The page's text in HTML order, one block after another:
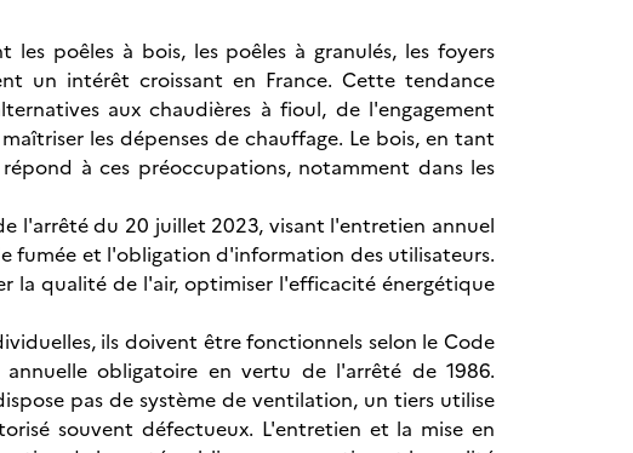
poêles à bois, les poêles à granulés, les foyers
un intérêt croissant en France. Cette tendance
aux chaudières à fioul, de l'engagement
les dépenses de chauffage. Le bois, en tant
à ces préoccupations, notamment dans les
l'arrêté du 20 juillet 2023, visant l'entretien annuel
fumée et l'obligation d'information des utilisateurs.
la qualité de l'air, optimiser l'efficacité énergétique
ils doivent être fonctionnels selon le Code
obligatoire en vertu de l'arrêté de 1986.
pas de système de ventilation, un tiers utilise
souvent défectueux. L'entretien et la mise en